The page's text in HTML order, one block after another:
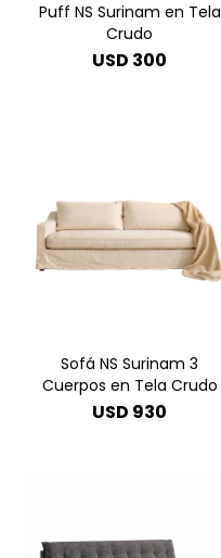
Puff NS Surinam en Tela
Crudo
USD 300
Sofá NS Surinam 3
Cuerpos en Tela Crudo
USD 930